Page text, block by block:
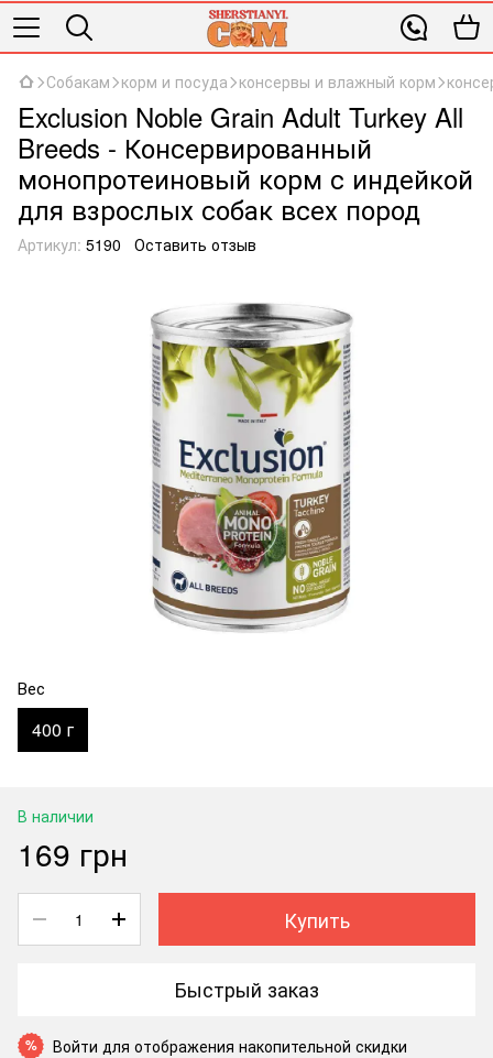
Собакам корм и посуда консервы и влажный корм
Exclusion Noble Grain Adult Turkey All
Breeds - Консервированный
монопротеиновый корм с индейкой
для взрослых собак всех пород
Артикул: 5190 Оставить отзыв
Вес
400 г
В наличии
169 грн
Купить
Быстрый заказ
% Войти для отображения накопительной скидки